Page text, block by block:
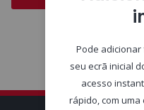
Pode
seu ecrã inicial
acesso
rápido, com